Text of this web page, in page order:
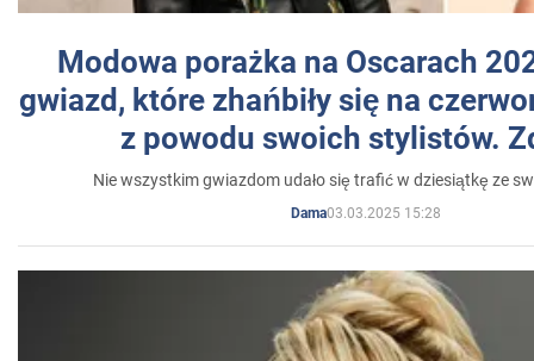
Modowa porażka na Oscarach
gwiazd, które zhańbiły się na
z powodu swoich stylistów.
Nie wszystkim gwiazdom udało się trafić w dziesiątkę ze
Dama03.03.2025 15:28